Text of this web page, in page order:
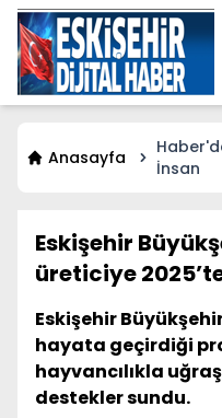
Anasayfa
İnsan
Eskişehir
üreticiye
Eskişehir
hayata geçirdiği
hayvancılıkla
destekler sundu.